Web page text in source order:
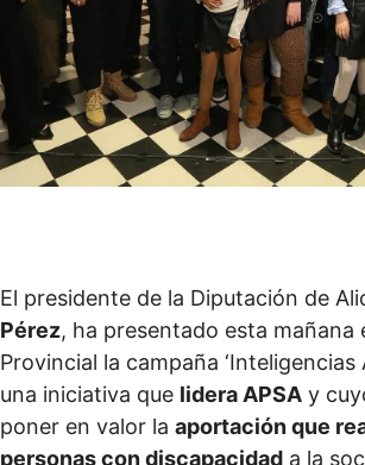
El presidente de la Diputación de
Pérez, ha presentado esta mañana
Provincial la campaña ‘Inteligencias
una iniciativa que lidera APSA y
poner en valor la aportación que
personas con discapacidad a la